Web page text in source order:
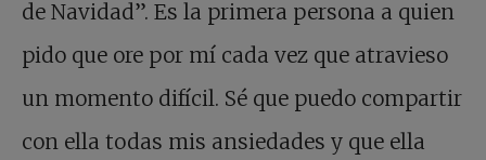
de Navidad”. Es la primera persona a quien
pido que ore por mí cada vez que atravieso
un momento difícil. Sé que puedo compartir
con ella todas mis ansiedades y que ella